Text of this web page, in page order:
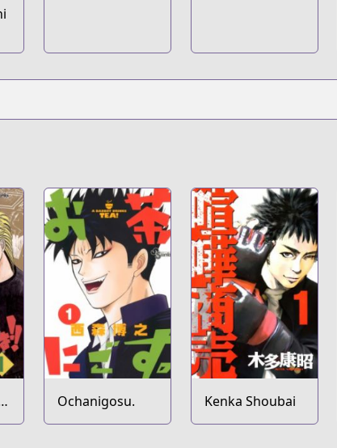
Ochanigosu. Kenka Shoubai